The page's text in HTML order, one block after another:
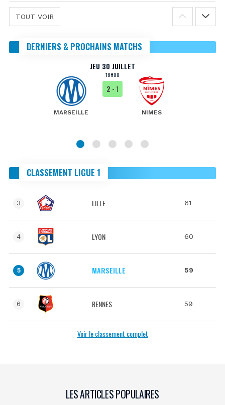
TOUT VOIR
DERNIERS & PROCHAINS MATCHS
JEU 30 JUILLET
18H00
MARSEILLE
2 - 1
NIMES
CLASSEMENT LIGUE 1
3 LILLE 61
4 LYON 60
5 MARSEILLE 59
6 RENNES 59
Voir le classement complet
LES ARTICLES POPULAIRES